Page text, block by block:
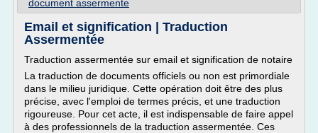
document assermente
Email et signification | Traduction
Assermentée
Traduction assermentée sur email et signification de notaire
La traduction de documents officiels ou non est primordiale
dans le milieu juridique. Cette opération doit être des plus
précise, avec l'emploi de termes précis, et une traduction
rigoureuse. Pour cet acte, il est indispensable de faire appel
à des professionnels de la traduction assermentée. Ces